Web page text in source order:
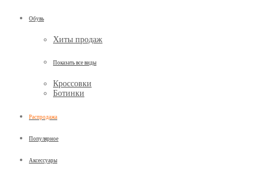
Обувь
Хиты продаж
Показать все виды
Кроссовки
Ботинки
Распродажа
Популярное
Аксессуары